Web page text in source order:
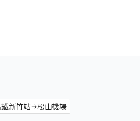
鐵新竹站→松山機場